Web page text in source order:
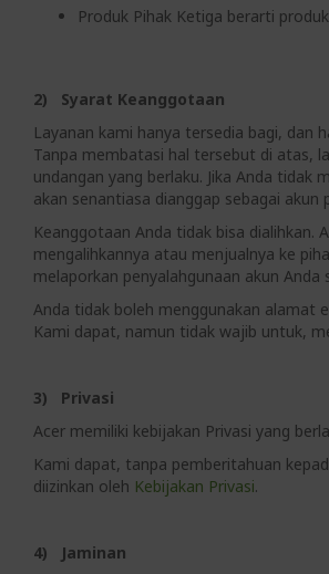
Produk Pihak Ketiga berarti
2) Syarat Keanggotaan
Layanan kami hanya tersedia bagi, dan
Tanpa membatasi hal tersebut di atas,
undangan yang berlaku. Jika Anda
akan senantiasa dianggap sebagai
Keanggotaan Anda tidak bisa dialihkan.
mengalihkannya atau menjualnya ke
melaporkan penyalahgunaan akun Anda
Anda tidak boleh menggunakan alamat
Kami dapat, namun tidak wajib untuk,
3) Privasi
Acer memiliki kebijakan Privasi yang
Kami dapat, tanpa pemberitahuan
diizinkan oleh Kebijakan Privasi.
4) Jaminan